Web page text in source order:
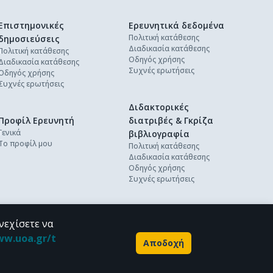
κατάθεσης
κατάθεσης
χρήσης
ερωτήσεις
Ερευνητικά δεδομένα
Πολιτική κατάθεσης
Διαδικασία κατάθεσης
Οδηγός χρήσης
Συχνές ερωτήσεις
Διδακτορικές
διατριβές & Γκρίζα
βιβλιογραφία
Πολιτική κατάθεσης
Διαδικασία κατάθεσης
Οδηγός χρήσης
Συχνές ερωτήσεις
Ερευνητή
προφίλ μου
να
t
Αποδοχή